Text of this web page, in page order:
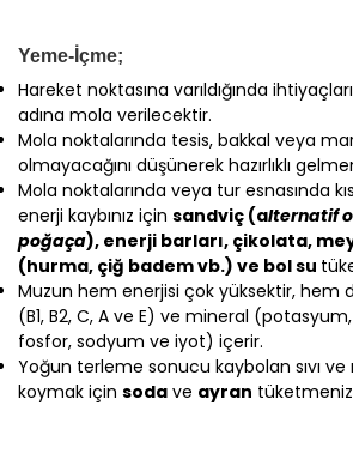
Yeme-İçme;
Hareket noktasına varıldığında
adına mola verilecektir.
Mola noktalarında tesis, bakkal veya
olmayacağını düşünerek hazırlıklı
Mola noktalarında veya tur esnasında
enerji kaybınız için sandviç (alternatif
poğaça), enerji barları, çikolata,
(hurma, çiğ badem vb.) ve bol su
Muzun hem enerjisi çok yüksektir, hem
(B1, B2, C, A ve E) ve mineral
fosfor, sodyum ve iyot) içerir.
Yoğun terleme sonucu kaybolan sıvı
koymak için soda ve ayran